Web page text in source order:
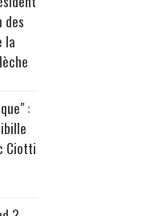
des
la
:
Ciotti